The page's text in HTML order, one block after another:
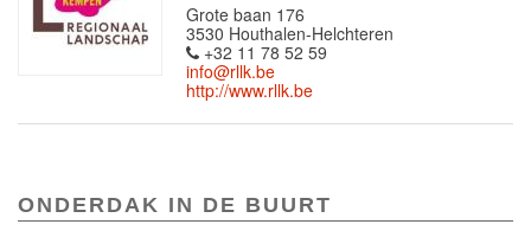
Grote baan 176
3530 Houthalen-Helchteren
+32 11 78 52 59
info@rllk.be
http://www.rllk.be
ONDERDAK IN DE BUURT